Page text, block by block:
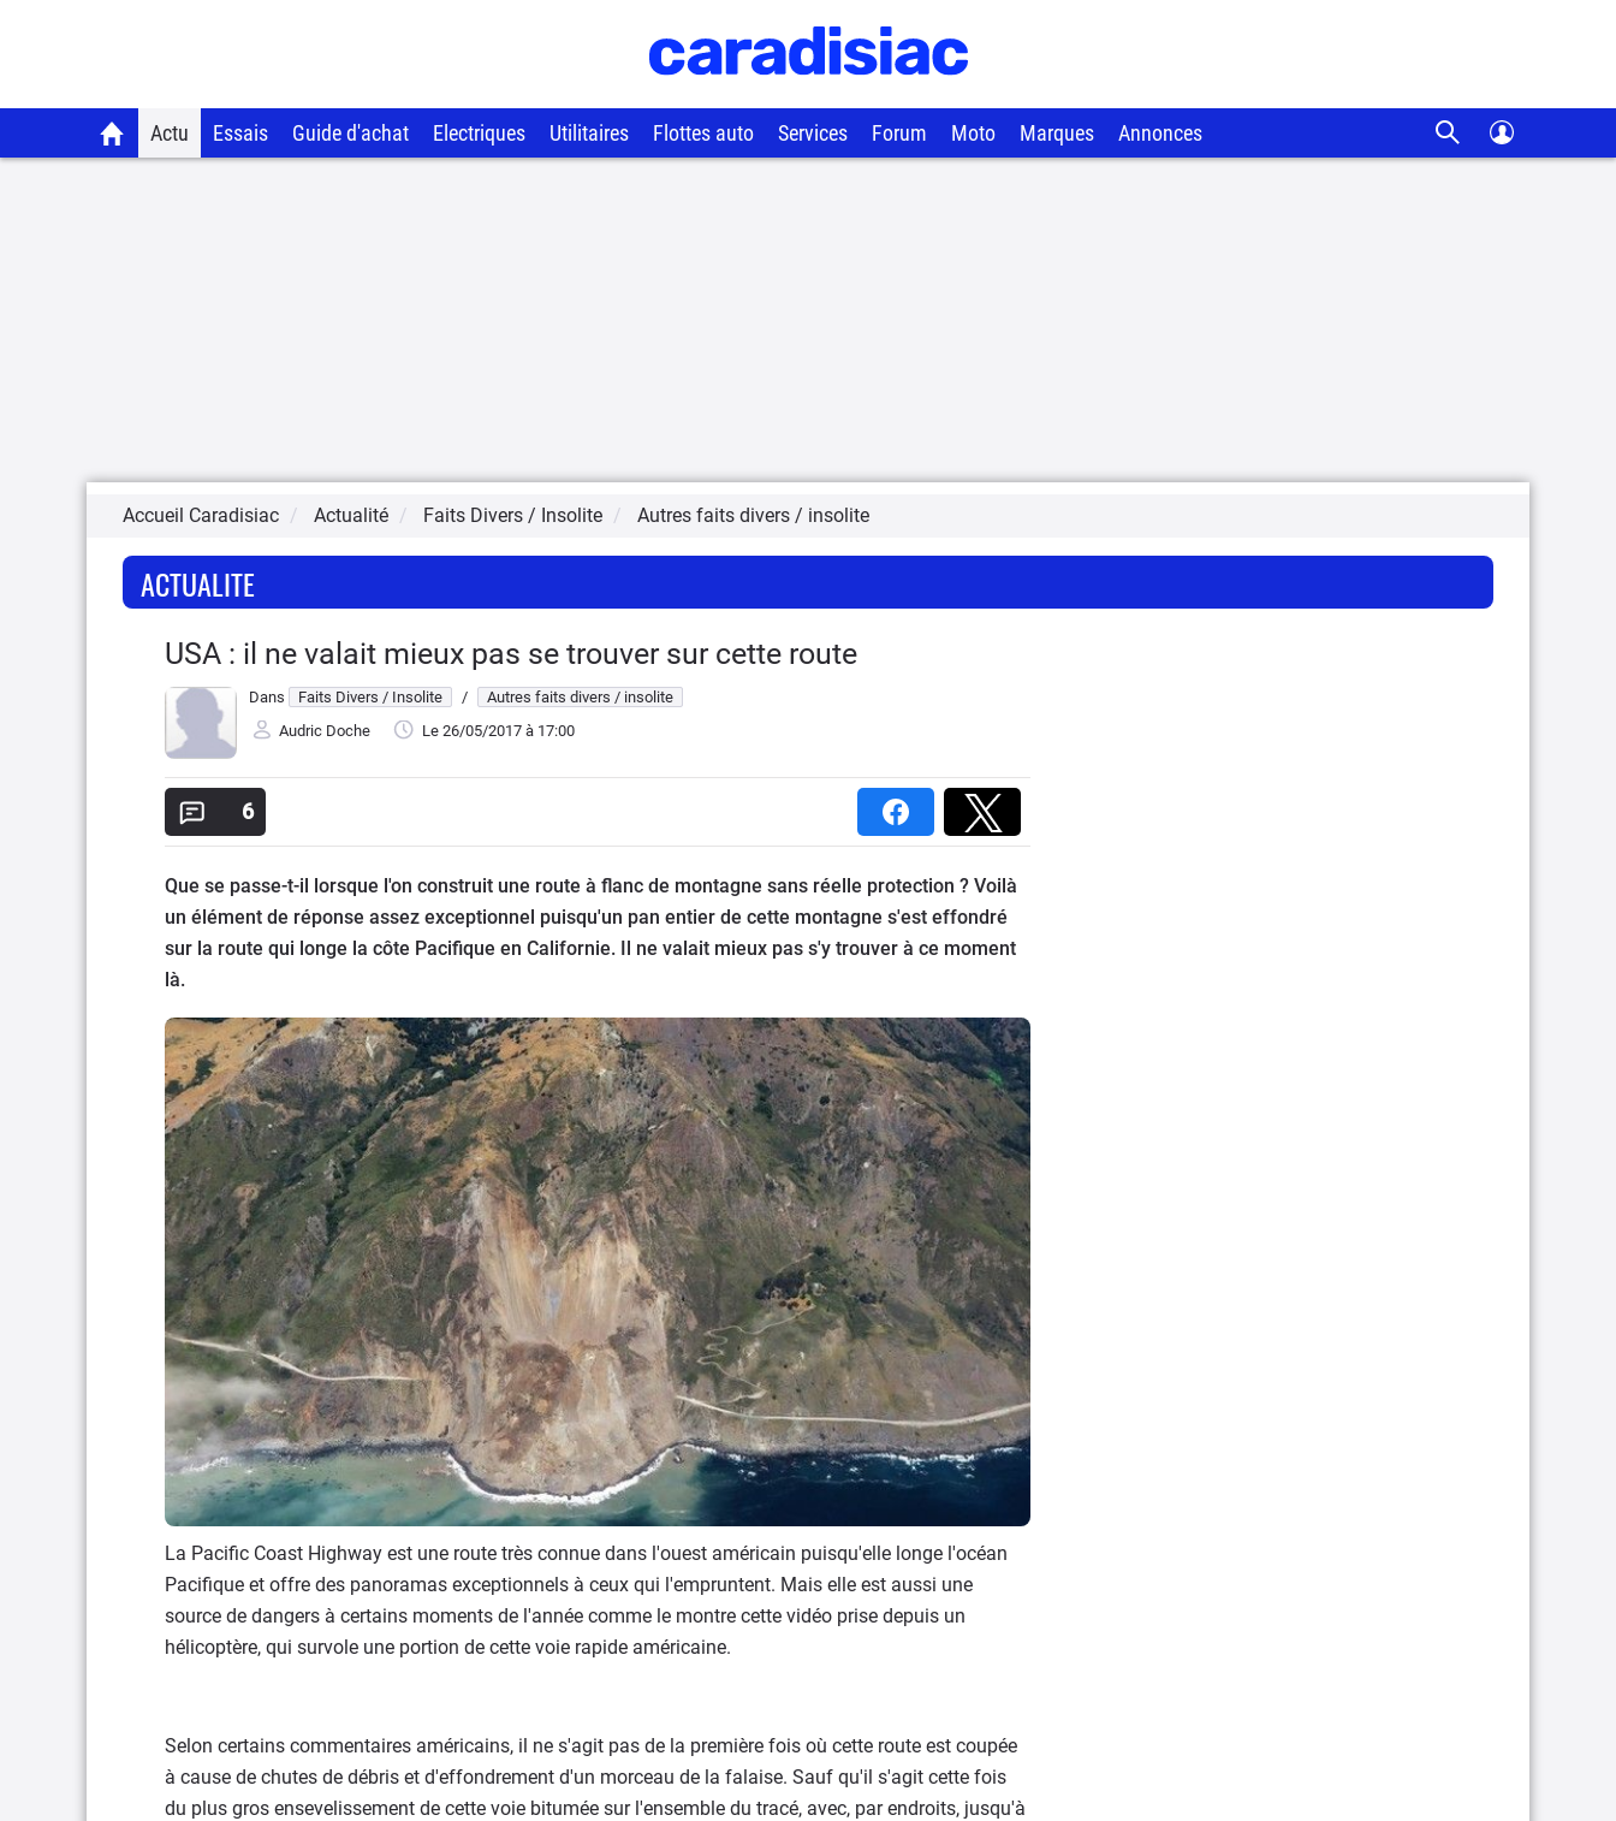
Actu Essais Guide d'achat Electriques Utilitaires Flottes auto Services Forum Moto Marques Annonces
Accueil Caradisiac Actualité Faits Divers / Insolite Autres faits divers / insolite
ACTUALITE
USA : il ne valait mieux pas se trouver sur cette route
Dans Faits Divers / Insolite /
Autres faits divers / insolite
Audric Doche
Le 26/05/2017 à 17:00
6
Que se passe-t-il lorsque l'on construit une route à flanc de montagne sans réelle protection ? Voilà
un élément de réponse assez exceptionnel puisqu'un pan entier de cette montagne s'est effondré
sur la route qui longe la côte Pacifique en Californie. Il ne valait mieux pas s'y trouver à ce moment
là.
La Pacific Coast Highway est une route très connue dans l'ouest américain puisqu'elle longe l'océan
Pacifique et offre des panoramas exceptionnels à ceux qui l'empruntent. Mais elle est aussi une
source de dangers à certains moments de l'année comme le montre cette vidéo prise depuis un
hélicoptère, qui survole une portion de cette voie rapide américaine.
Selon certains commentaires américains, il ne s'agit pas de la première fois où cette route est coupée
à cause de chutes de débris et d'effondrement d'un morceau de la falaise. Sauf qu'il s'agit cette fois
du plus gros ensevelissement de cette voie bitumée sur l'ensemble du tracé, avec, par endroits, jusqu'à